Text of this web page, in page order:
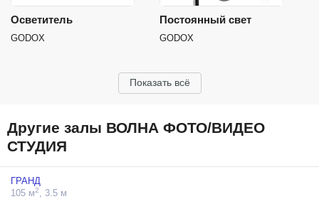
Осветитель
GODOX
Постоянный свет
GODOX
Показать всё
Другие залы ВОЛНА ФОТО/ВИДЕО
СТУДИЯ
ГРАНД
105 м2, 3.5 м